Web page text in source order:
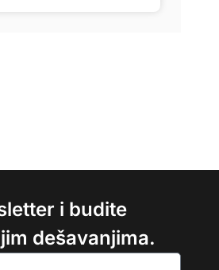
i budite
dešavanjima.